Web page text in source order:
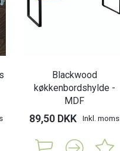
Blackwood
køkkenbordshylde -
MDF
89,50 DKK Inkl. moms